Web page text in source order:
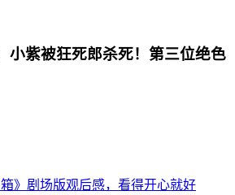
小紫被狂死郎杀死！第三位绝色